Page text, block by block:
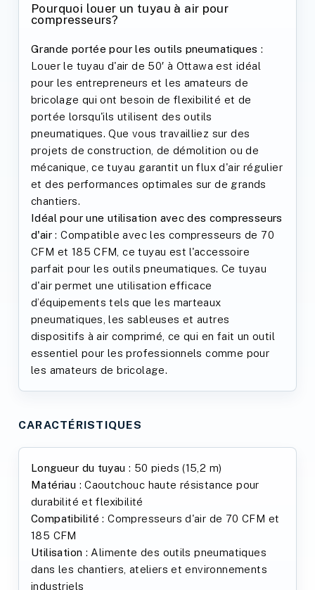
Pourquoi louer un tuyau à air pour
compresseurs?
Grande portée pour les outils pneumatiques :
Louer le tuyau d'air de 50′ à Ottawa est idéal
pour les entrepreneurs et les amateurs de
bricolage qui ont besoin de flexibilité et de
portée lorsqu'ils utilisent des outils
pneumatiques. Que vous travailliez sur des
projets de construction, de démolition ou de
mécanique, ce tuyau garantit un flux d'air régulier
et des performances optimales sur de grands
chantiers.
Idéal pour une utilisation avec des compresseurs
d'air: Compatible avec les compresseurs de 70
CFM et 185 CFM, ce tuyau est l'accessoire
parfait pour les outils pneumatiques. Ce tuyau
d'air permet une utilisation efficace
d’équipements tels que les marteaux
pneumatiques, les sableuses et autres
dispositifs à air comprimé, ce qui en fait un outil
essentiel pour les professionnels comme pour
les amateurs de bricolage.
CARACTÉRISTIQUES
Longueur du tuyau : 50 pieds (15,2 m)
Matériau : Caoutchouc haute résistance pour
durabilité et flexibilité
Compatibilité : Compresseurs d'air de 70 CFM et
185 CFM
Utilisation : Alimente des outils pneumatiques
dans les chantiers, ateliers et environnements
industriels